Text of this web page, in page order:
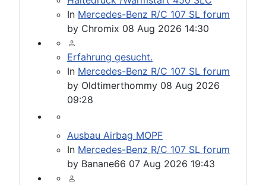
InMercedes-Benz R/C 107 SL forum
byChromix 08 Aug 2026 14:30
Erfahrung gesucht.
InMercedes-Benz R/C 107 SL forum
byOldtimerthommy 08 Aug 2026
09:28
InMercedes-Benz R/C 107 SL forum
byBanane66 07 Aug 2026 19:43
Stecker Zündschaltgerät zerbröselt